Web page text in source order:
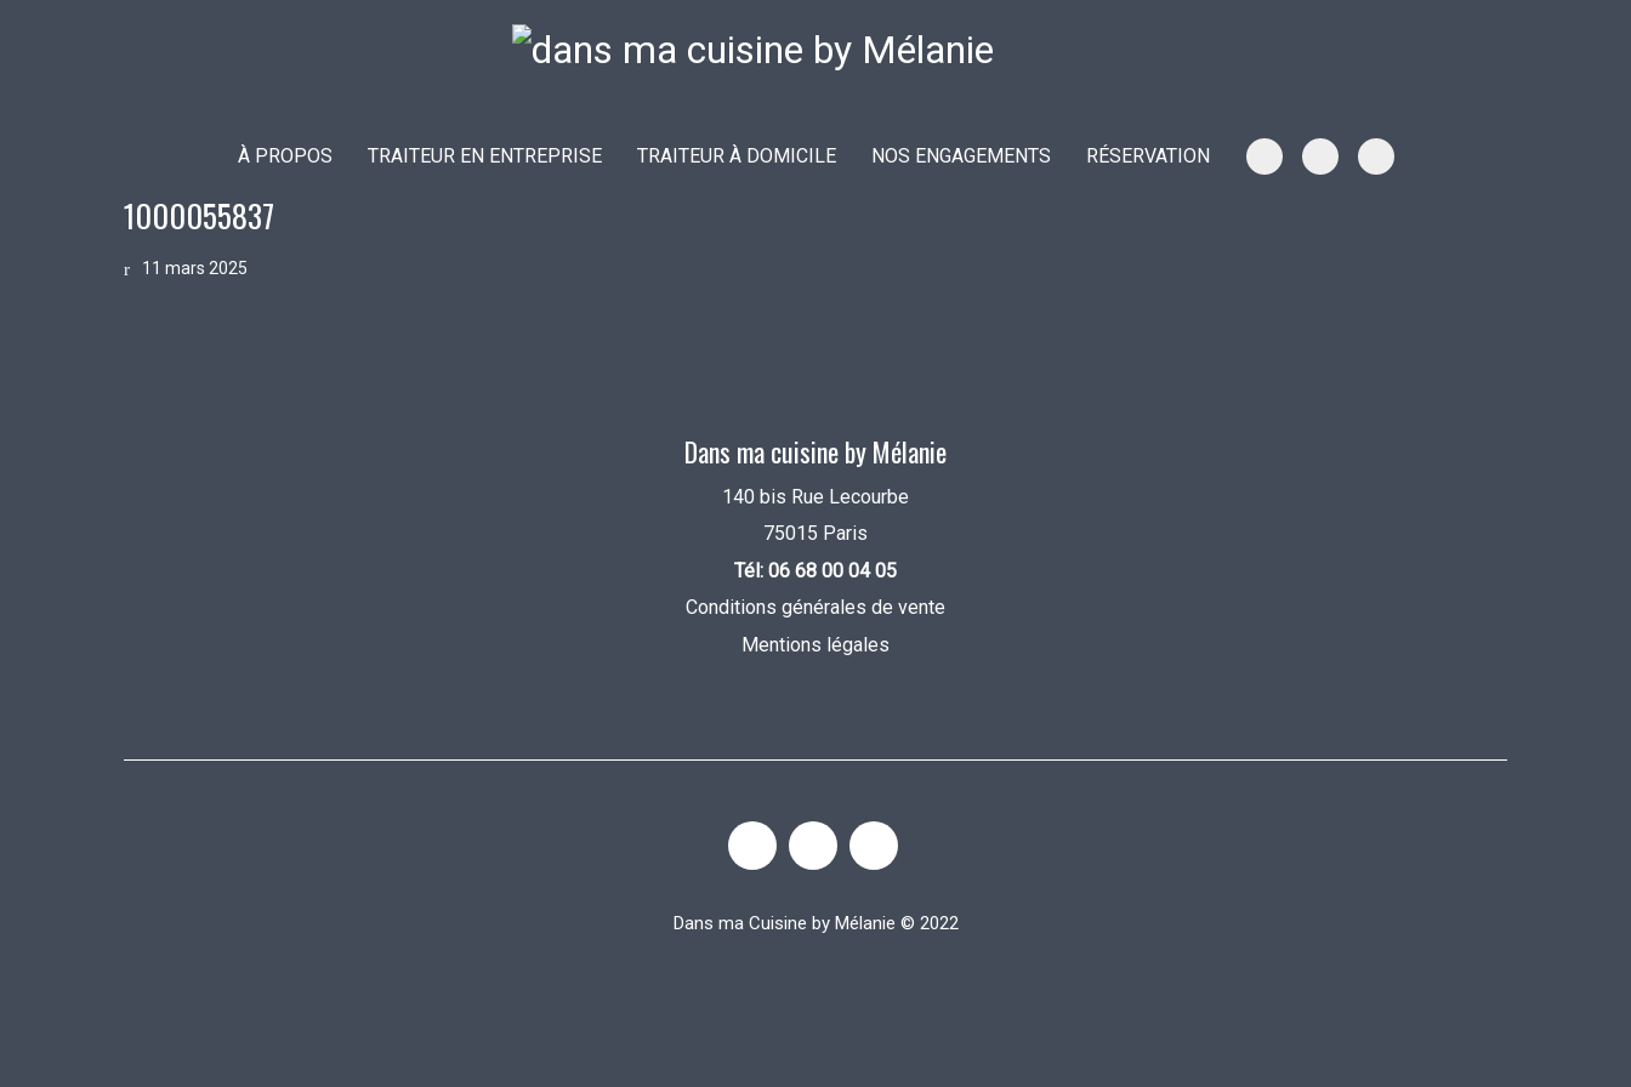
À PROPOS TRAITEUR EN ENTREPRISE TRAITEUR À DOMICILE NOS ENGAGEMENTS RÉSERVATION
1000055837
11 mars 2025
Dans ma cuisine by Mélanie
140 bis Rue Lecourbe
75015 Paris
Tél: 06 68 00 04 05
Conditions générales de vente
Mentions légales
Dans ma Cuisine by Mélanie © 2022